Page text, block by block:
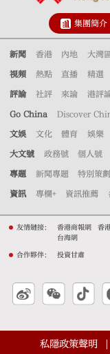
集團簡介
新聞 香港 內地 大灣
視頻 熱點 直播 精選
評論 社評 來論 港評
Go China Discover
文娛 文化 體育 娛樂
大文號 政務號 個人號
專題 新聞專題 特別策劃
資訊 專欄+ 資訊推薦
友情鏈接： 香港商報網 香
台海網
合作夥伴： 投資甘肅
私隱政策聲明